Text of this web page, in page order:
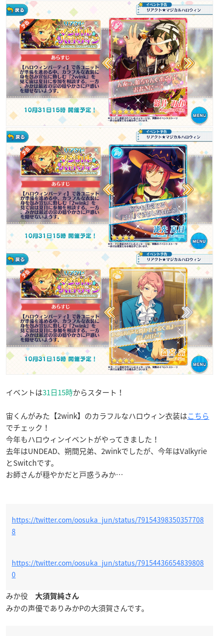
イベントは31日15時からスタート！
宙くんがみた【2wink】のカラフルなハロウィン衣装はこちら
でチェック！
今年もハロウィンイベントがやってきました！
去年はUNDEAD、朔間兄弟、2winkでしたが、今年はValkyrie
とSwitchです。
お師さんが穏やかだと戸惑うみか…
https://twitter.com/oosuka_jun/status/79154398350357708
8
https://twitter.com/oosuka_jun/status/79154436654839808
0
みか役 大須賀純さん
みかの声優でありみかPの大須賀さんです。